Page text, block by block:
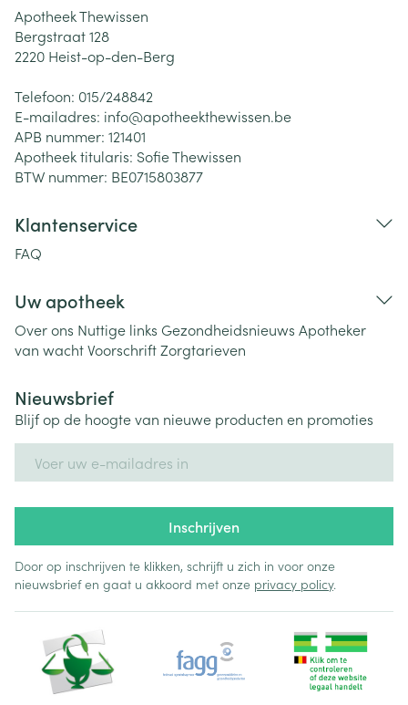
Apotheek Thewissen
Bergstraat 128
2220 Heist-op-den-Berg
Telefoon: 015/248842
E-mailadres: info@apotheekthewissen.be
APB nummer: 121401
Apotheek titularis: Sofie Thewissen
BTW nummer: BE0715803877
Klantenservice
FAQ
Uw apotheek
Over ons Nuttige links Gezondheidsnieuws Apotheker
van wachtVoorschriftZorgtarieven
Nieuwsbrief
Blijf op de hoogte van nieuwe producten en promoties
Inschrijven
Door op inschrijven te klikken, schrijft u zich in voor onze
nieuwsbrief en gaat u akkoord met onze privacy policy.